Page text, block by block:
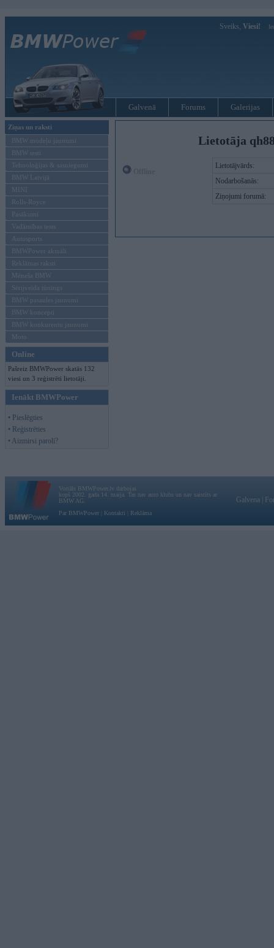
Sveiks, Viesi!
Galvenā Forums Galerijas
Ziņas un raksti
BMW modeļu jaunumi
BMW testi
Tehnoloģijas & sasniegumi
BMW Latvijā
MINI
Rolls-Royce
Pasākumi
Vadāmības tests
Autosports
BMWPower aktuāli
Reklāmas raksti
Mēneša BMW
Sērijveida tūnings
BMW pasaules jaunumi
BMW koncepti
BMW konkurentu jaunumi
Moto
Online
Pašreiz BMWPower skatās 132
viesi un 3 reģistrēti lietotāji.
Ienākt BMWPower
• Pieslēgties
• Reģistrēties
• Aizmirsi paroli?
Lietotāja
Lietotājvārds:
Nodarbošanās:
Ziņojumi forumā:
Vortāls BMWPower.lv darbojas
kopš 2002. gada 14. maija. Tas nav auto klubs un nav saistīts ar
BMW AG.
Par BMWPower
Kontakti Reklāma
Galvena